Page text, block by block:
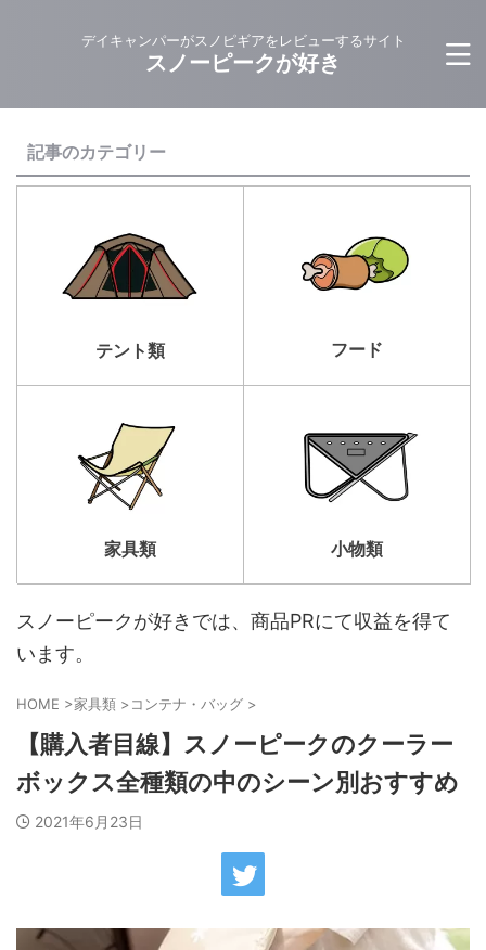
デイキャンパーがスノピギアをレビューするサイト
スノーピークが好き
記事のカテゴリー
テント類 フード
家具類 小物類
スノーピークが好きでは、商品PRにて収益を得て
います。
HOME >家具類 >コンテナ・バッグ >
【購入者目線】スノーピークのクーラー
ボックス全種類の中のシーン別おすすめ
2021年6月23日